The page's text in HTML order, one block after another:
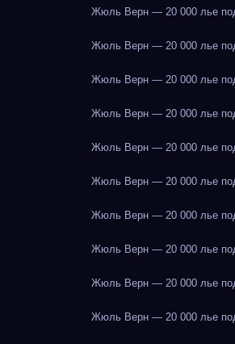
Жюль Верн — 20 000 лье
Жюль Верн — 20 000 лье
Жюль Верн — 20 000 лье
Жюль Верн — 20 000 лье
Жюль Верн — 20 000 лье
Жюль Верн — 20 000 лье
Жюль Верн — 20 000 лье
Жюль Верн — 20 000 лье
Жюль Верн — 20 000 лье
Жюль Верн — 20 000 лье